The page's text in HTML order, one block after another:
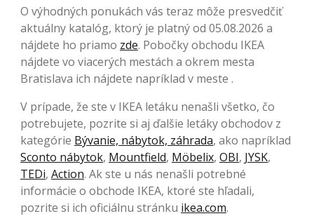
O výhodných ponukách vás teraz môže presvedčiť
aktuálny katalóg, ktorý je platný od 05.08.2026 a
nájdete ho priamo zde. Pobočky obchodu IKEA
nájdete vo viacerých mestách a okrem mesta
Bratislava ich nájdete napríklad v meste .
V prípade, že ste v IKEA letáku nenašli všetko, čo
potrebujete, pozrite si aj ďalšie letáky obchodov z
kategórie Bývanie, nábytok, záhrada, ako napríklad
Sconto nábytok, Mountfield, Möbelix, OBI, JYSK,
TEDi, Action. Ak ste u nás nenašli potrebné
informácie o obchode IKEA, ktoré ste hľadali,
pozrite si ich oficiálnu stránku ikea.com.